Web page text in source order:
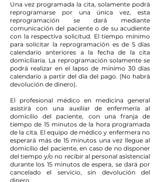
Una vez programada la cita, solamente podrá
reprogramarse por una única vez, esta
reprogramación se dará mediante
comunicación del paciente o de su acudiente
con la respectiva solicitud. El tiempo mínimo
para solicitar la reprogramación es de 5 días
calendario anteriores a la fecha de la cita
domiciliaria. La reprogramación solamente se
podrá realizar en el lapso de mínimo 30 días
calendario a partir del día del pago. (No habrá
devolución de dinero).
El profesional médico en medicina general
asistirá con una auxiliar de enfermería al
domicilio del paciente, con una franja de
tiempo de 15 minutos de la hora programada
de la cita. El equipo de médico y enfermera no
esperará más de 15 minutos una vez llegue al
domicilio del paciente, en caso de no disponer
del tiempo y/o no recibir al personal asistencial
durante los 15 minutos de espera, se dará por
cancelado el servicio, sin devolución del
dinero.